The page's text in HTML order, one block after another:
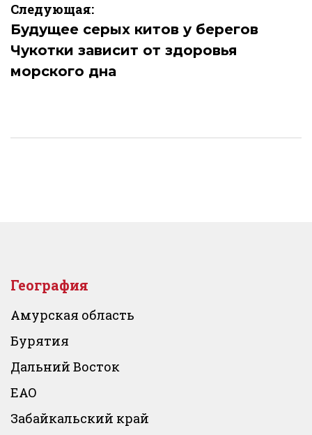
Следующая:
Будущее серых китов у берегов
Чукотки зависит от здоровья
морского дна
География
Амурская область
Бурятия
Дальний Восток
ЕАО
Забайкальский край